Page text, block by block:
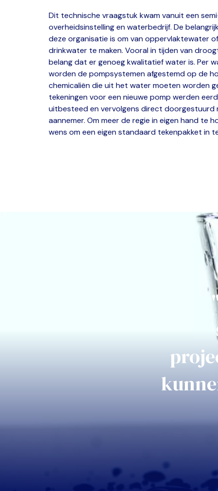
Dit technische vraagstuk kwam vanuit een
overheidsinstelling en waterbedrijf. De
deze organisatie is om van oppervlaktewater
drinkwater te maken. Vooral in tijden van
belang dat er genoeg kwalitatief water is. Per
worden de pompsystemen afgestemd op de
chemicaliën die uit het water moeten worden
tekeningen voor een nieuwe pomp werden
uitbesteed en vervolgens direct doorgestuurd
aannemer. Om meer de regie in eigen hand te
wens om een eigen standaard tekenpakket in